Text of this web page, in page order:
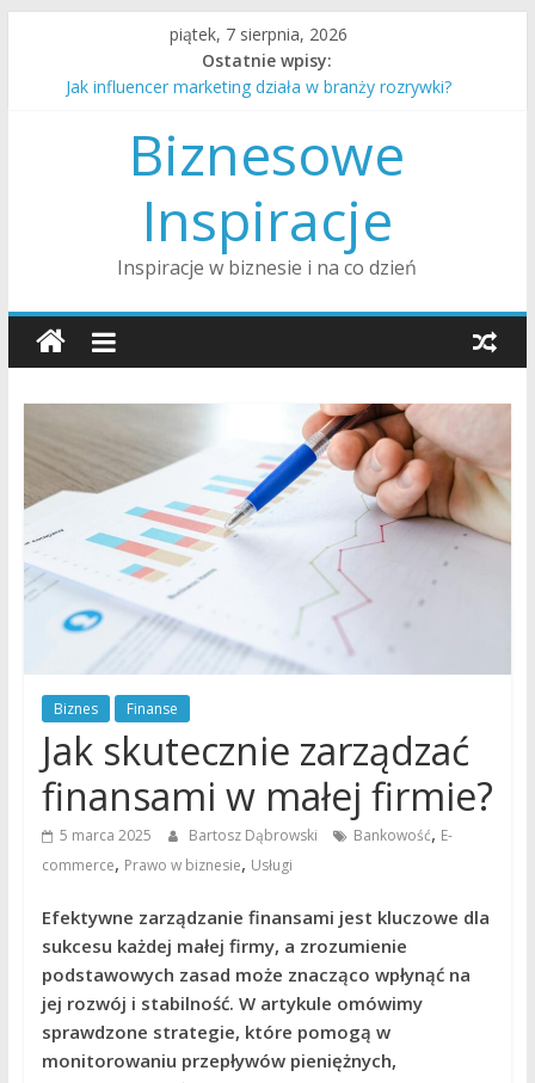
content
piątek, 7 sierpnia, 2026
Ostatnie wpisy:
Jak alimenty są ustalane i egzekwowane w Polsce?
Jak rozmawiać z nastolatkiem o trudnych tematach?
Jak przygotować dom na przyjście nowego dziecka?
Biznesowe
Inspiracje
Inspiracje w biznesie i na co dzień
Biznes Finanse
Jak skutecznie zarządzać
finansami w małej firmie?
5 marca 2025 Bartosz Dąbrowski Bankowość, E-
commerce, Prawo w biznesie, Usługi
Efektywne zarządzanie finansami jest kluczowe dla
sukcesu każdej małej firmy, a zrozumienie
podstawowych zasad może znacząco wpłynąć na
jej rozwój i stabilność. W artykule omówimy
sprawdzone strategie, które pomogą w
monitorowaniu przepływów pieniężnych,